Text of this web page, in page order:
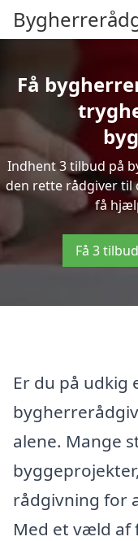
Få
Indhent 3 tilbud på
den rette rådgiver til
få
Få 3
Er du på udkig
alene. Mange
rådgivning for
Med et væld af